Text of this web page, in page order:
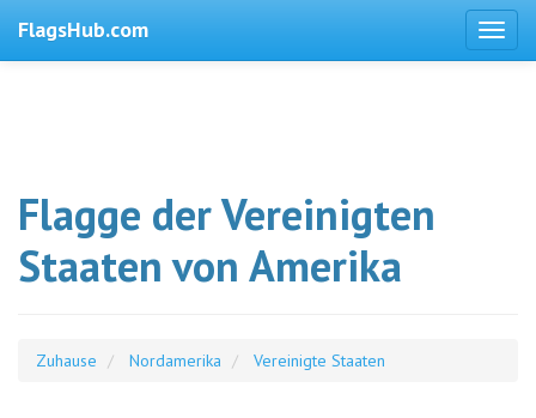
FlagsHub.com
Flagge der Vereinigten
Staaten von Amerika
Zuhause Nordamerika Vereinigte Staaten